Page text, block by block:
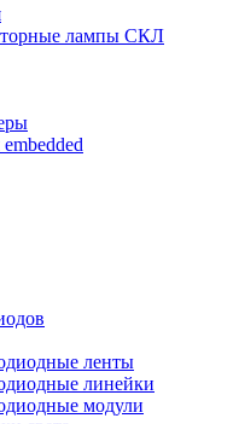
лампы СКЛ
ленты
линейки
модули